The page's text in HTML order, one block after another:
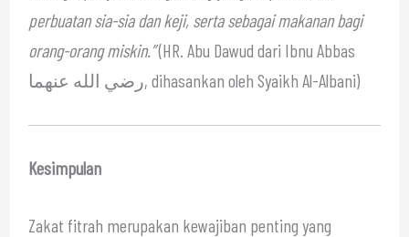
perbuatan sia-sia dan keji, serta sebagai makanan bagi
orang-orang miskin.”(HR. Abu Dawud dari Ibnu Abbas
رضي الله عنهما, dihasankan oleh Syaikh Al-Albani)
Kesimpulan
Zakat fitrah merupakan kewajiban penting yang